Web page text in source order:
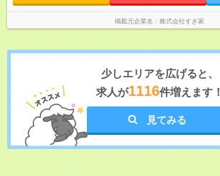
掲載元企業名 株式会社すき家
少しエリアを広げると、
求人が1116件増えます！
見てみる